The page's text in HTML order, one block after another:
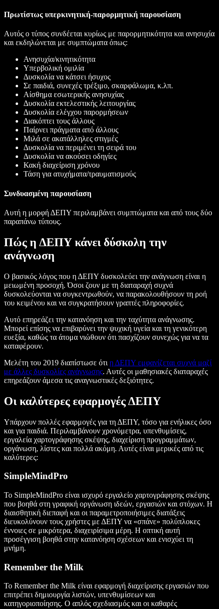
Πρωτίστως υπερκινητική-παρορμητική παρουσίαση
Αυτός ο τύπος συνδέεται κυρίως με παρορμητικότητα και ανησυχία
και εκδηλώνεται με συμπτώματα όπως:
Ανησυχία/κινητικότητα
Υπερβολική ομιλία
Δυσκολία να κάτσει ήσυχος
Σε παιδιά, συνεχές τρέξιμο, σκαρφάλωμα, κ.λπ.
Αίσθημα εσωτερικής ανησυχίας
Δυσκολία εκτελεστικής λειτουργίας
Δυσκολία ελέγχου παρορμήσεων
Διακόπτει τους άλλους
Παίρνει πράγματα από άλλους
Μιλά σε ακατάλληλες στιγμές
Δυσκολία να περιμένει τη σειρά του
Δυσκολία να ακούσει οδηγίες
Κακή διαχείριση χρόνου
Τάση για ατυχήματα/τραυματισμούς
Συνδυασμένη παρουσίαση
Αυτή η μορφή ΔΕΠΥ περιλαμβάνει συμπτώματα και από τους δύο
παραπάνω τύπους.
Πώς η ΔΕΠΥ κάνει δύσκολη την
ανάγνωση
Ο βασικός λόγος που η ΔΕΠΥ δυσκολεύει την ανάγνωση είναι η
μειωμένη προσοχή. Όσοι ζουν με τη διαταραχή συχνά
δυσκολεύονται να συγκεντρωθούν, να παρακολουθήσουν τη ροή
του κειμένου και να συγκρατήσουν γραπτές πληροφορίες.
Αυτό επηρεάζει την κατανόηση και την ταχύτητα ανάγνωσης.
Μπορεί επίσης να επιβαρύνει την ψυχική υγεία και τη γενικότερη
ευεξία, καθώς τα άτομα νιώθουν ότι πασχίζουν συνεχώς για να τα
καταφέρουν.
Μελέτη του 2019 διαπίστωσε ότι η ΔΕΠΥ εμφανίζεται συχνά μαζί
με άλλες δυσκολίες ανάγνωσης. Αυτές οι μαθησιακές διαταραχές
επηρεάζουν άμεσα τις αναγνωστικές δεξιότητες.
Οι καλύτερες εφαρμογές ΔΕΠΥ
Υπάρχουν πολλές εφαρμογές για τη ΔΕΠΥ, τόσο για ενήλικες όσο
και για παιδιά. Περιλαμβάνουν χρονόμετρα, υπενθυμίσεις,
εργαλεία χαρτογράφησης σκέψης, διαχείριση προγραμμάτων,
οργάνωση, λίστες και πολλά ακόμη. Αυτές είναι μερικές από τις
καλύτερες:
SimpleMindPro
Το SimpleMindPro είναι ισχυρό εργαλείο χαρτογράφησης σκέψης
που βοηθά στη γραφική οργάνωση ιδεών, εργασιών και στόχων. Η
διαισθητική διεπαφή και οι παραμετροποιήσιμες διατάξεις
διευκολύνουν τους χρήστες με ΔΕΠΥ να «σπάνε» πολύπλοκες
έννοιες σε μικρότερα, διαχειρίσιμα μέρη. Η οπτική αυτή
προσέγγιση βοηθά στην κατανόηση σχέσεων και ενισχύει τη
μνήμη.
Remember the Milk
Το Remember the Milk είναι εφαρμογή διαχείρισης εργασιών που
επιτρέπει δημιουργία λιστών, υπενθυμίσεων και
κατηγοριοποίησης. Ο απλός σχεδιασμός και οι καθαρές